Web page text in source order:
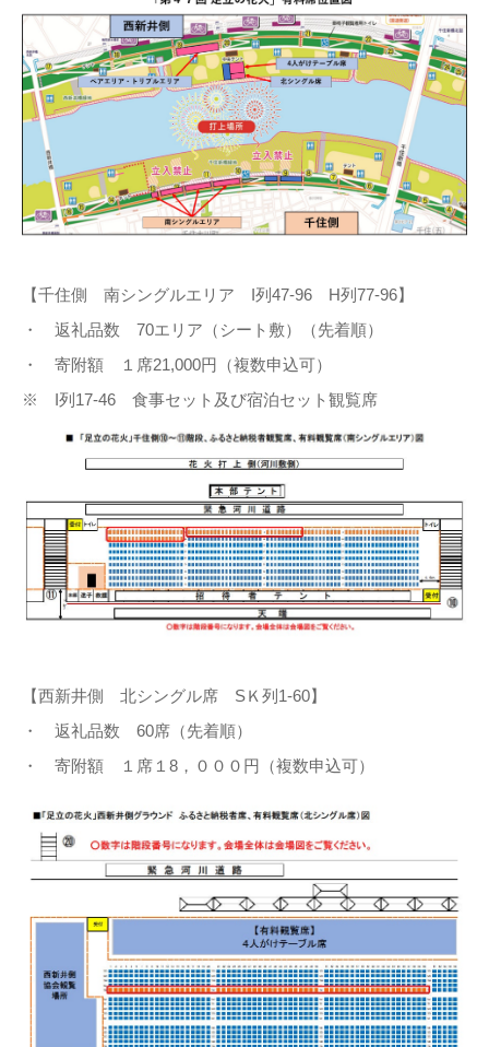
【千住側 南シングルエリア I列47-96 H列77-96】
・ 返礼品数 70エリア（シート敷）（先着順）
・ 寄附額 １席21,000円（複数申込可）
※ I列17-46 食事セット及び宿泊セット観覧席
【西新井側 北シングル席 SＫ列1-60】
・ 返礼品数 60席（先着順）
・ 寄附額 １席１8，０００円（複数申込可）